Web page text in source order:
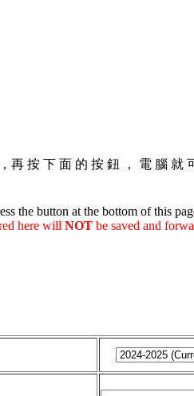
再 按 下 面 的 按 鈕 ， 電 腦 就
the button at the bottom of this
here will NOT be saved and